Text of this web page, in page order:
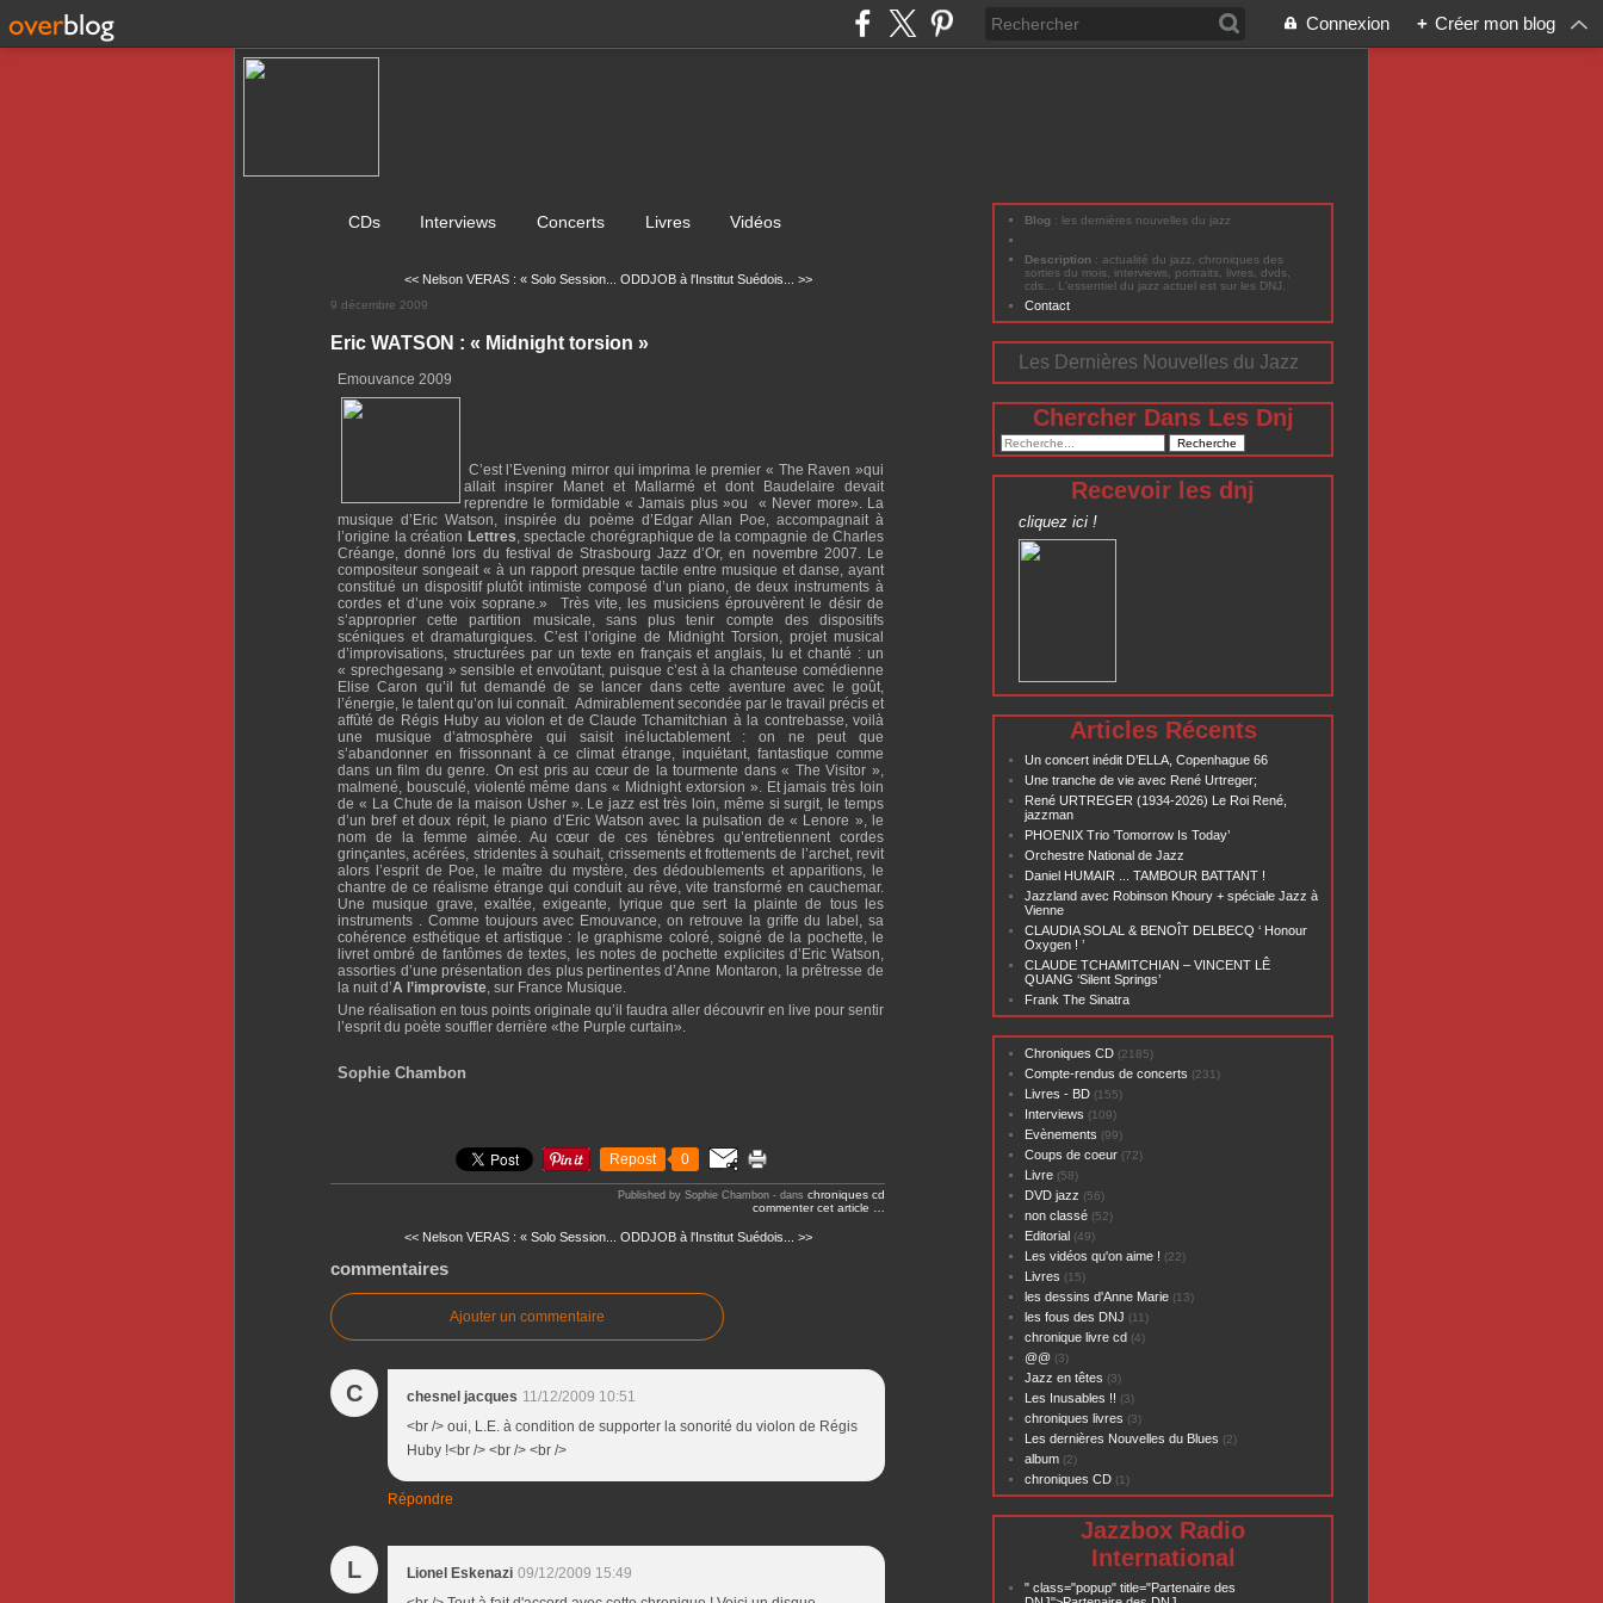
Connexion + Créer mon blog
CDs Interviews Concerts Livres Vidéos
<< Nelson VERAS : « Solo Session... ODDJOB à l'Institut Suédois... >>
9 décembre 2009
Eric WATSON : « Midnight torsion »
Emouvance 2009
C’est l’Evening mirror qui imprima le premier « The Raven »qui
allait inspirer Manet et Mallarmé et dont Baudelaire devait
reprendre le formidable « Jamais plus »ou
« Never more». La
musique d’Eric Watson, inspirée du poème d’Edgar Allan Poe, accompagnait à
l’origine la création Lettres , spectacle chorégraphique de la compagnie de Charles
Créange, donné lors du festival de Strasbourg Jazz d’Or, en novembre 2007. Le
compositeur songeait « à un rapport presque tactile entre musique et danse, ayant
constitué un dispositif plutôt intimiste composé d’un piano, de deux instruments à
cordes et d’une voix soprane.»
Très vite, les musiciens éprouvèrent le désir de
s’approprier cette partition musicale, sans plus tenir compte des dispositifs
scéniques et dramaturgiques. C’est l’origine de Midnight Torsion, projet musical
d’improvisations, structurées par un texte en français et anglais, lu et chanté : un
« sprechgesang » sensible et envoûtant, puisque c’est à la chanteuse comédienne
Elise Caron qu’il fut demandé de se lancer dans cette aventure avec le goût,
l’énergie, le talent qu’on lui connaît.
Admirablement secondée par le travail précis et
affûté de Régis Huby au violon et de Claude Tchamitchian à la contrebasse, voilà
une musique d’atmosphère qui saisit inéluctablement : on ne peut que
s’abandonner en frissonnant à ce climat étrange, inquiétant, fantastique comme
dans un film du genre. On est pris au cœur de la tourmente dans « The Visitor »,
malmené, bousculé, violenté même dans « Midnight extorsion ». Et jamais très loin
de « La Chute de la maison Usher ». Le jazz est très loin, même si surgit, le temps
d’un bref et doux répit, le piano d’Eric Watson avec la pulsation de « Lenore », le
nom de la femme aimée. Au cœur de ces ténèbres qu’entretiennent cordes
grinçantes, acérées, stridentes à souhait, crissements et frottements de l’archet, revit
alors l’esprit de Poe, le maître du mystère, des dédoublements et apparitions, le
chantre de ce réalisme étrange qui conduit au rêve, vite transformé en cauchemar.
Une musique grave, exaltée, exigeante, lyrique que sert la plainte de tous les
instruments . Comme toujours avec Emouvance, on retrouve la griffe du label, sa
cohérence esthétique et artistique : le graphisme coloré, soigné de la pochette, le
livret ombré de fantômes de textes, les notes de pochette explicites d’Eric Watson,
assorties d’une présentation des plus pertinentes d’Anne Montaron, la prêtresse de
la nuit d’A l’improviste , sur France Musique.
Une réalisation en tous points originale qu’il faudra aller découvrir en live pour sentir
l’esprit du poète souffler derrière «the Purple curtain».
Sophie Chambon
Repost 0
Published by Sophie Chambon - dans chroniques cd
commenter cet article
<< Nelson VERAS : « Solo Session... ODDJOB à l'Institut Suédois... >>
commentaires
Ajouter un commentaire
C chesnel jacques 11/12/2009 10:51
<br /> oui, L.E. à condition de supporter la sonorité du violon de Régis
Huby !<br /> <br /> <br />
Répondre
L Lionel Eskenazi 09/12/2009 15:49
Blog : les dernières nouvelles du jazz
Description : actualité du jazz, chroniques des
sorties du mois, interviews, portraits, livres, dvds,
cds... L'essentiel du jazz actuel est sur les DNJ.
Contact
Les Dernières Nouvelles du Jazz
Chercher Dans Les Dnj
Recevoir les dnj
cliquez ici !
Articles Récents
Un concert inédit D’ELLA, Copenhague 66
Une tranche de vie avec René Urtreger;
René URTREGER (1934-2026) Le Roi René,
jazzman
PHOENIX Trio ’Tomorrow Is Today’
Orchestre National de Jazz
Daniel HUMAIR ... TAMBOUR BATTANT !
Jazzland avec Robinson Khoury + spéciale Jazz à
Vienne
CLAUDIA SOLAL & BENOÎT DELBECQ ‘ Honour
Oxygen ! ’
CLAUDE TCHAMITCHIAN – VINCENT LÊ
QUANG ‘Silent Springs’
Frank The Sinatra
Chroniques CD (2185)
Compte-rendus de concerts (231)
Livres - BD (155)
Interviews (109)
Evènements (99)
Coups de coeur (72)
Livre (58)
DVD jazz (56)
non classé (52)
Editorial (49)
Les vidéos qu'on aime ! (22)
Livres (15)
les dessins d'Anne Marie (13)
les fous des DNJ (11)
chronique livre cd (4)
@@ (3)
Jazz en têtes (3)
Les Inusables !! (3)
chroniques livres (3)
Les dernières Nouvelles du Blues (2)
album (2)
chroniques CD (1)
Jazzbox Radio
International
" class="popup" title="Partenaire des